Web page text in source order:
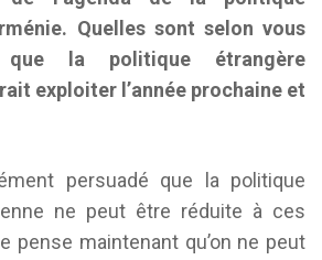
Quelles sont selon vous
que la politique étrangère
exploiter l’année prochaine et
persuadé que la politique
ne peut être réduite à ces
pense maintenant qu’on ne peut